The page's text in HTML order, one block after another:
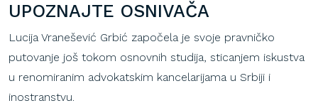
UPOZNAJTE OSNIVAČA
Lucija Vranešević Grbić započela je svoje pravničko
putovanje još tokom osnovnih studija, sticanjem iskustva
u renomiranim advokatskim kancelarijama u Srbiji i
inostranstvu.